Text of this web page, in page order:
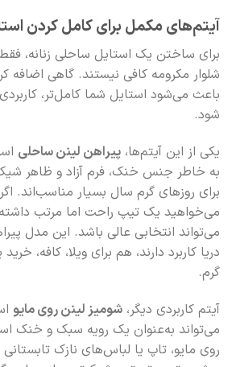
آیتم‌های مکمل برای کامل کردن
برای ساختن یک استایل ساحلی زنانه،
شلوار مکرومه کافی نیستند. گاهی اضافه
باعث می‌شود استایل شما کامل‌تر،
شود.
یکی از این آیتم‌ها، پیراهن لینن ساحلی
به خاطر جنس خنک، فرم آزاد و ظاهر شیک
برای روزهای گرم سال بسیار مناسب‌اند.
می‌خواهید یک تیپ راحت اما مرتب داشته
می‌تواند انتخابی عالی باشد. این مدل
دریا کاربرد دارند، هم برای ویلا، کافه،
گرم.
آیتم کاربردی دیگر، شومیز لینن روی مایو
می‌تواند به‌عنوان یک رویه سبک و خنک
روی مایو، تاپ یا لباس‌های نازک تابستانی